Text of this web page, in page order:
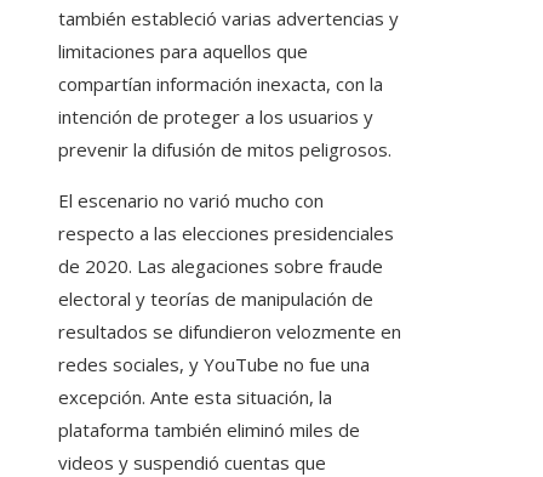
también estableció varias advertencias y
limitaciones para aquellos que
compartían información inexacta, con la
intención de proteger a los usuarios y
prevenir la difusión de mitos peligrosos.
El escenario no varió mucho con
respecto a las elecciones presidenciales
de 2020. Las alegaciones sobre fraude
electoral y teorías de manipulación de
resultados se difundieron velozmente en
redes sociales, y YouTube no fue una
excepción. Ante esta situación, la
plataforma también eliminó miles de
videos y suspendió cuentas que